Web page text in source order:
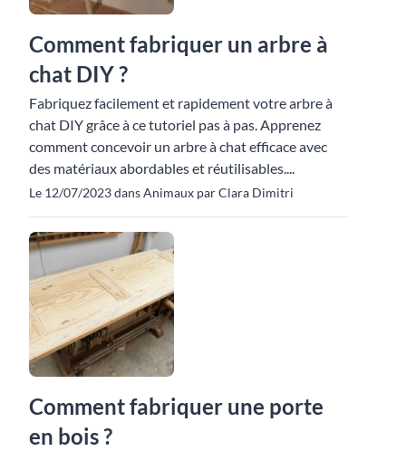
Comment fabriquer un arbre à
chat DIY ?
Fabriquez facilement et rapidement votre arbre à
chat DIY grâce à ce tutoriel pas à pas. Apprenez
comment concevoir un arbre à chat efficace avec
des matériaux abordables et réutilisables....
Le 12/07/2023 dans Animaux par Clara Dimitri
Comment fabriquer une porte
en bois ?